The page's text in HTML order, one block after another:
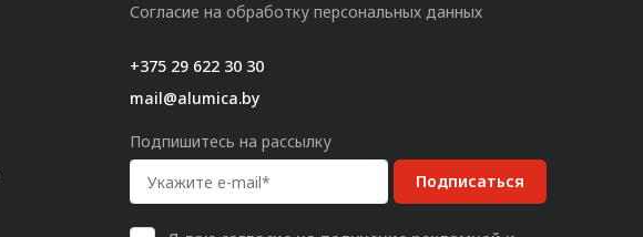
Согласие на обработку персональных данных
+375 29 622 30 30
mail@alumica.by
Подпишитесь на рассылку
Подписаться